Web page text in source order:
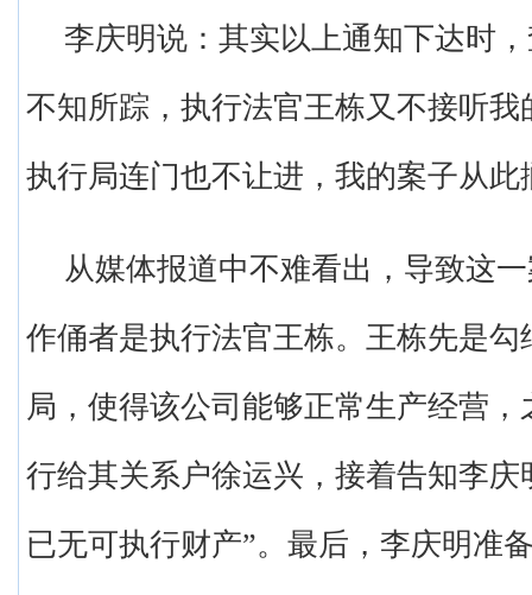
李庆明说：其实以上通知下达时
不知所踪，执行法官王栋又不接听我
执行局连门也不让进，我的案子从此
从媒体报道中不难看出，导致这
作俑者是执行法官王栋。王栋先是勾
局，使得该公司能够正常生产经营
行给其关系户徐运兴，接着告知李庆
已无可执行财产”。最后，李庆明准